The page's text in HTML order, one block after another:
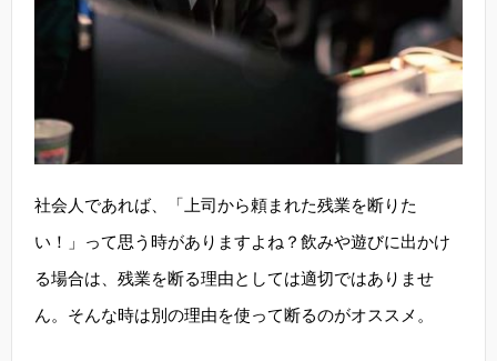
社会人であれば、「上司から頼まれた残業を断りた
い！」って思う時がありますよね？飲みや遊びに出かけ
る場合は、残業を断る理由としては適切ではありませ
ん。そんな時は別の理由を使って断るのがオススメ。